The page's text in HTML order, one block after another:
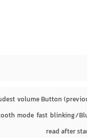
volume Button
mode fast blinking/
read after